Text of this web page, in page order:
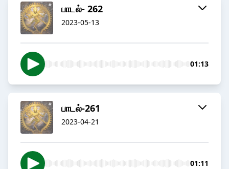
பாடல்- 262
2023-05-13
01:13
பாடல்-261
2023-04-21
01:11